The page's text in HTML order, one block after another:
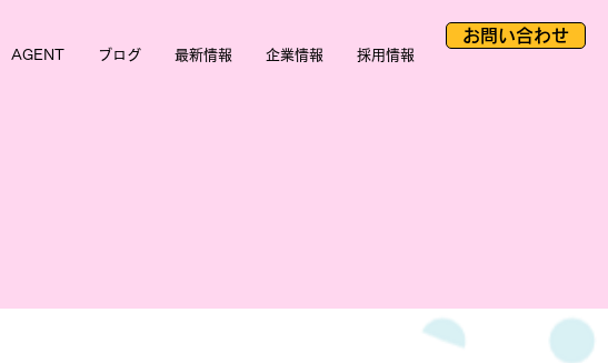
AGENT ブログ 最新情報 企業情報 採用情報
お問い合わせ